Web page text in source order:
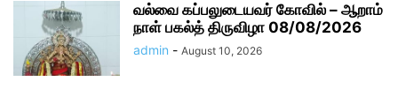
வல்வை கப்பலுடையவர் கோவில் – ஆறாம்
நாள் பகல்த் திருவிழா 08/08/2026
admin - August 10, 2026